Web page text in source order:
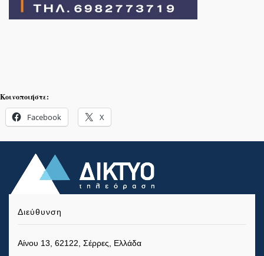
Κοινοποιήστε:
Facebook X
Διεύθυνση
Αίνου 13, 62122, Σέρρες, Ελλάδα